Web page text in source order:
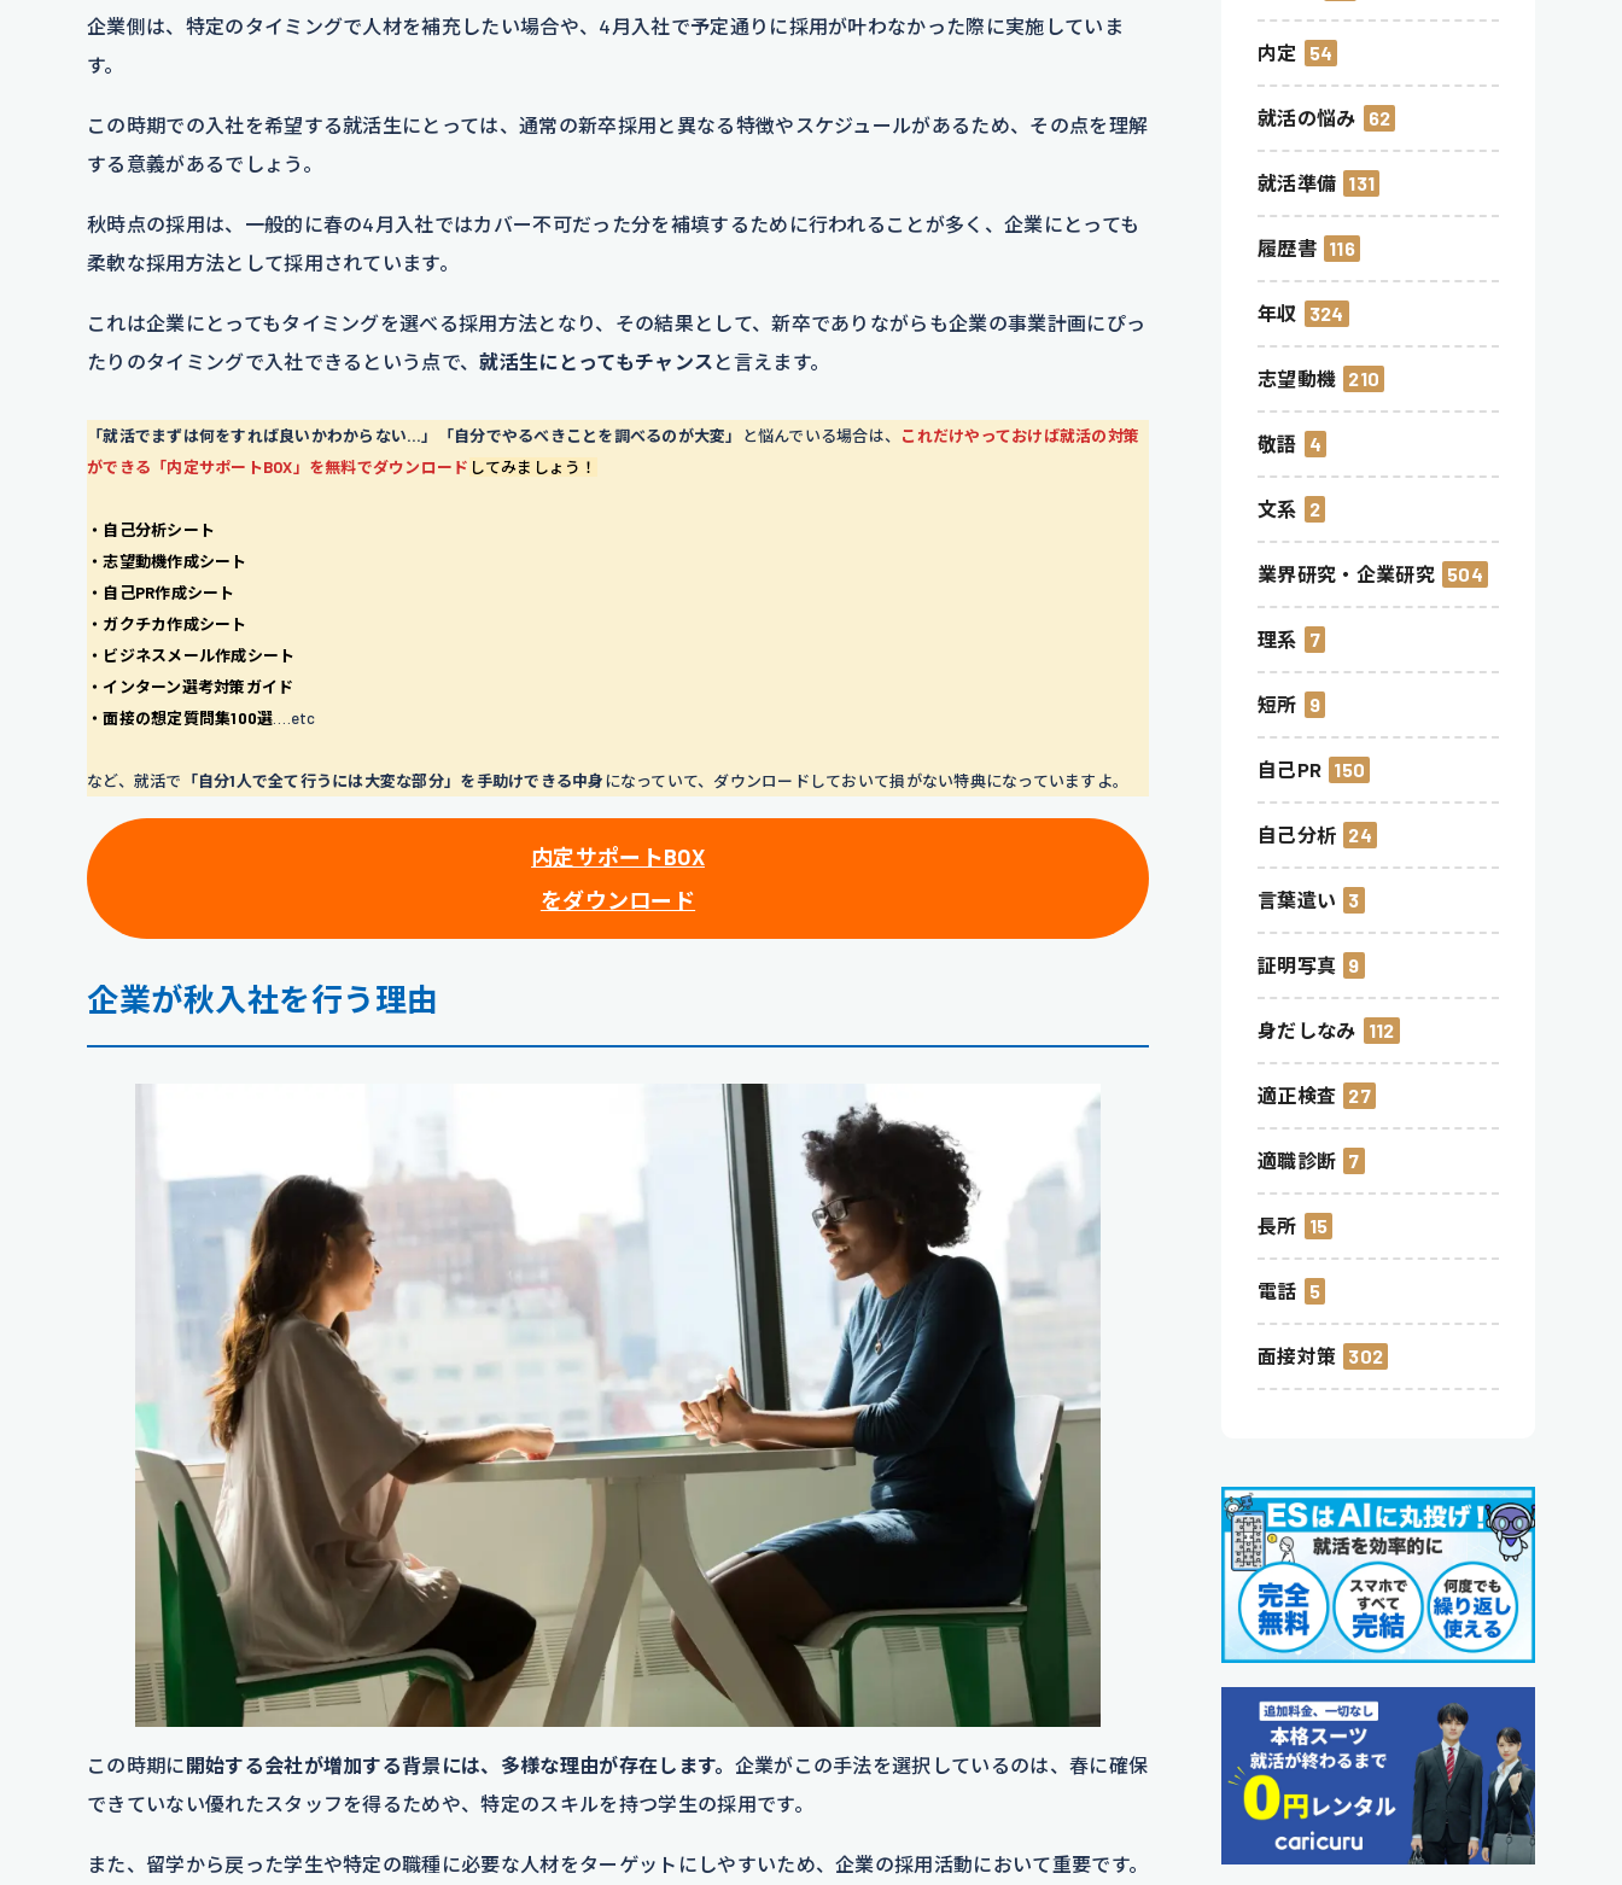
企業側は、特定のタイミングで人材を補充したい場合や、4月入社で予定通りに採用が叶わなかった際に実施していま
す。
この時期での入社を希望する就活生にとっては、通常の新卒採用と異なる特徴やスケジュールがあるため、その点を理解
する意義があるでしょう。
秋時点の採用は、一般的に春の4月入社ではカバー不可だった分を補填するために行われることが多く、企業にとっても
柔軟な採用方法として採用されています。
これは企業にとってもタイミングを選べる採用方法となり、その結果として、新卒でありながらも企業の事業計画にぴっ
たりのタイミングで入社できるという点で、就活生にとってもチャンス と言えます。
「就活でまずは何をすれば良いかわからない…」「自分でやるべきことを調べるのが大変」 と悩んでいる場合は、
これだけやっておけば就活の対策
ができる「内定サポートBOX」を無料でダウンロード してみましょう！
・自己分析シート
・志望動機作成シート
・自己PR作成シート
・ガクチカ作成シート
・ビジネスメール作成シート
・インターン選考対策ガイド
・面接の想定質問集100選 ….etc
など、就活で 「自分1人で全て行うには大変な部分」を手助けできる中身になっていて、ダウンロードしておいて損がない特典になっていますよ。
内定サポートBOX
をダウンロード
企業が秋入社を行う理由
この時期に 開始する会社が増加する背景には、多様な理由が存在します。 企業がこの手法を選択しているのは、春に確保
できていない優れたスタッフを得るためや、特定のスキルを持つ学生の採用です。
また、留学から戻った学生や特定の職種に必要な人材をターゲットにしやすいため、企業の採用活動において重要です。
内定 54
就活の悩み 62
就活準備 131
履歴書 116
年収 324
志望動機 210
敬語 4
文系 2
業界研究・企業研究 504
理系 7
短所 9
自己PR 150
自己分析 24
言葉遣い 3
証明写真 9
身だしなみ 112
適正検査 27
適職診断 7
長所 15
電話 5
面接対策 302